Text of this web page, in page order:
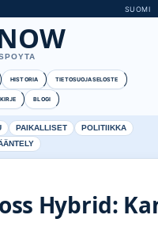
SUOMI
HISTORIA TIETOSUOJASELOSTE
BLOGI
PAIKALLISET
POLITIIKKA
Hybrid: